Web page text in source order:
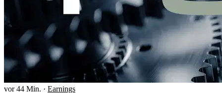
vor 44 Min. · Earnings